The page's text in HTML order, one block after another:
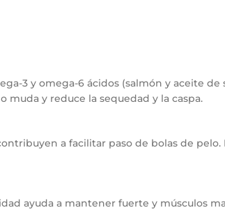
3 y omega-6 ácidos (salmón y aceite
y reduce la sequedad y la caspa.
a facilitar paso de bolas de
ayuda a mantener fuerte y músculos